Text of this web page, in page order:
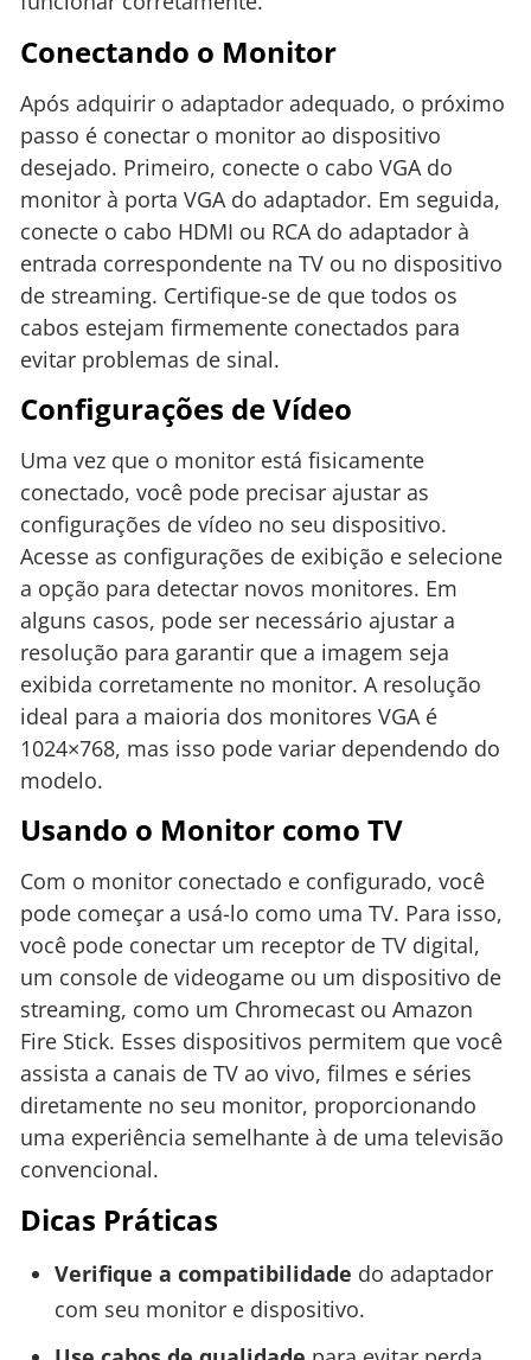
Conectando o Monitor
Após adquirir o adaptador adequado, o próximo
passo é conectar o monitor ao dispositivo
desejado. Primeiro, conecte o cabo VGA do
monitor à porta VGA do adaptador. Em seguida,
conecte o cabo HDMI ou RCA do adaptador à
entrada correspondente na TV ou no dispositivo
de streaming. Certifique-se de que todos os
cabos estejam firmemente conectados para
evitar problemas de sinal.
Configurações de Vídeo
Uma vez que o monitor está fisicamente
conectado, você pode precisar ajustar as
configurações de vídeo no seu dispositivo.
Acesse as configurações de exibição e selecione
a opção para detectar novos monitores. Em
alguns casos, pode ser necessário ajustar a
resolução para garantir que a imagem seja
exibida corretamente no monitor. A resolução
ideal para a maioria dos monitores VGA é
1024×768, mas isso pode variar dependendo do
modelo.
Usando o Monitor como TV
Com o monitor conectado e configurado, você
pode começar a usá-lo como uma TV. Para isso,
você pode conectar um receptor de TV digital,
um console de videogame ou um dispositivo de
streaming, como um Chromecast ou Amazon
Fire Stick. Esses dispositivos permitem que você
assista a canais de TV ao vivo, filmes e séries
diretamente no seu monitor, proporcionando
uma experiência semelhante à de uma televisão
convencional.
Dicas Práticas
Verifique a compatibilidade do adaptador
com seu monitor e dispositivo.